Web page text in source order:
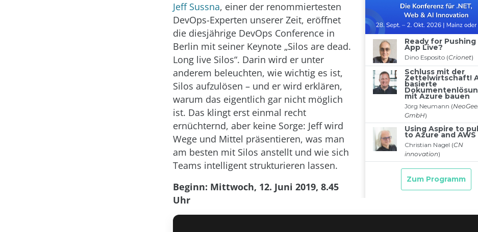
Jeff Sussna, einer der renommiertesten
DevOps-Experten unserer Zeit, eröffnet
die diesjährige DevOps Conference in
Berlin mit seiner Keynote „Silos are dead.
Long live Silos“. Darin wird er unter
anderem beleuchten, wie wichtig es ist,
Silos aufzulösen – und er wird erklären,
warum das eigentlich gar nicht möglich
ist. Das klingt erst einmal recht
ernüchternd, aber keine Sorge: Jeff wird
Wege und Mittel präsentieren, was man
am besten mit Silos anstellt und wie sich
Teams intelligent strukturieren lassen.
Beginn: Mittwoch, 12. Juni 2019, 8.45
Uhr